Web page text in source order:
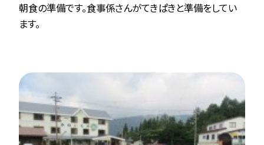
朝食の準備です。食事係さんがてきぱきと準備をしてい
ます。